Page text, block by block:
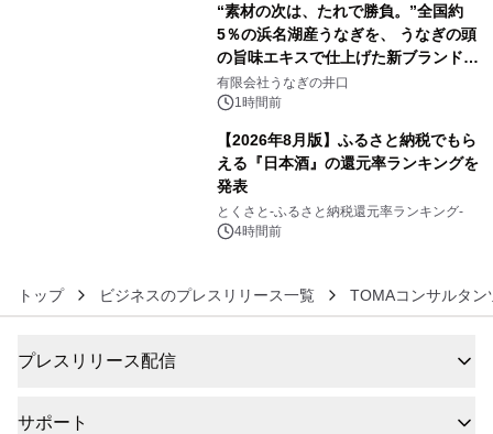
“素材の次は、たれで勝負。”全国約
5％の浜名湖産うなぎを、 うなぎの頭
の旨味エキスで仕上げた新ブランド
「井口の誉」誕生
有限会社うなぎの井口
1時間前
【2026年8月版】ふるさと納税でもら
える『日本酒』の還元率ランキングを
発表
とくさと-ふるさと納税還元率ランキング-
4時間前
トップ ビジネスのプレスリリース一覧 TOMAコンサルタ
プレスリリース配信
サポート